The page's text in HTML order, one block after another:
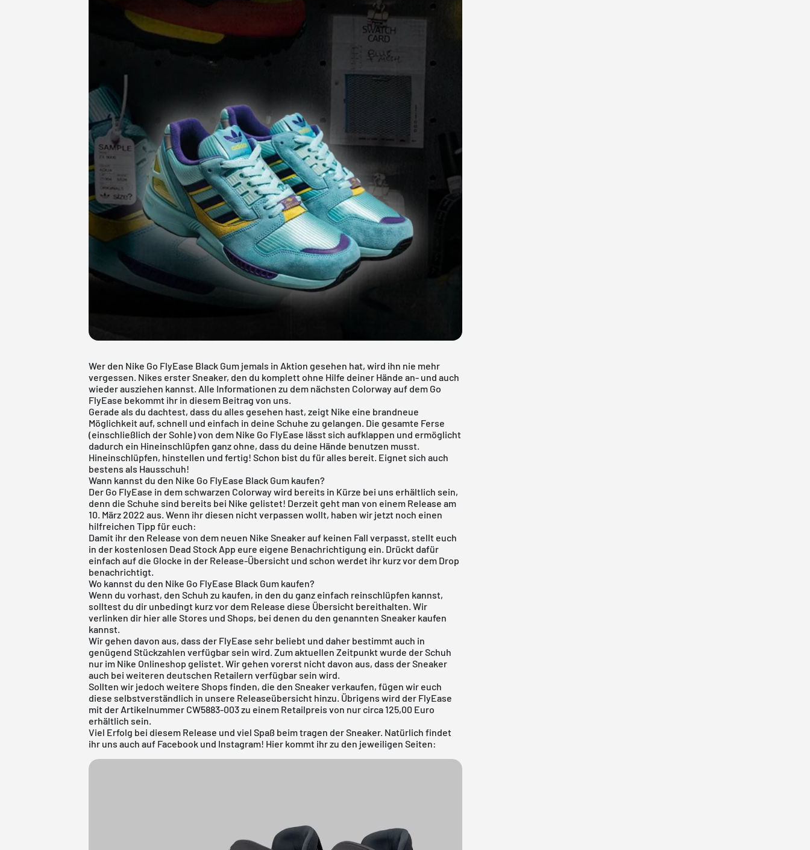
Wer den Nike Go FlyEase Black Gum jemals in Aktion gesehen hat, wird ihn nie mehr
vergessen. Nikes erster Sneaker, den du komplett ohne Hilfe deiner Hände an- und auch
wieder ausziehen kannst. Alle Informationen zu dem nächsten Colorway auf dem Go
FlyEase bekommt ihr in diesem Beitrag von uns.
Gerade als du dachtest, dass du alles gesehen hast, zeigt Nike eine brandneue
Möglichkeit auf, schnell und einfach in deine Schuhe zu gelangen. Die gesamte Ferse
(einschließlich der Sohle) von dem Nike Go FlyEase lässt sich aufklappen und ermöglicht
dadurch ein Hineinschlüpfen ganz ohne, dass du deine Hände benutzen musst.
Hineinschlüpfen, hinstellen und fertig! Schon bist du für alles bereit. Eignet sich auch
bestens als Hausschuh!
Wann kannst du den Nike Go FlyEase Black Gum kaufen?
Der Go FlyEase in dem schwarzen Colorway wird bereits in Kürze bei uns erhältlich sein,
denn die Schuhe sind bereits bei Nike gelistet! Derzeit geht man von einem Release am
10. März 2022 aus. Wenn ihr diesen nicht verpassen wollt, haben wir jetzt noch einen
hilfreichen Tipp für euch:
Damit ihr den Release von dem neuen Nike Sneaker auf keinen Fall verpasst, stellt euch
in der kostenlosen Dead Stock App eure eigene Benachrichtigung ein. Drückt dafür
einfach auf die Glocke in der Release-Übersicht und schon werdet ihr kurz vor dem Drop
benachrichtigt.
Wo kannst du den Nike Go FlyEase Black Gum kaufen?
Wenn du vorhast, den Schuh zu kaufen, in den du ganz einfach reinschlüpfen kannst,
solltest du dir unbedingt kurz vor dem Release diese Übersicht bereithalten. Wir
verlinken dir hier alle Stores und Shops, bei denen du den genannten Sneaker kaufen
kannst.
Wir gehen davon aus, dass der FlyEase sehr beliebt und daher bestimmt auch in
genügend Stückzahlen verfügbar sein wird. Zum aktuellen Zeitpunkt wurde der Schuh
nur im Nike Onlineshop gelistet. Wir gehen vorerst nicht davon aus, dass der Sneaker
auch bei weiteren deutschen Retailern verfügbar sein wird.
Sollten wir jedoch weitere Shops finden, die den Sneaker verkaufen, fügen wir euch
diese selbstverständlich in unsere Releaseübersicht hinzu. Übrigens wird der FlyEase
mit der Artikelnummer CW5883-003 zu einem Retailpreis von nur circa 125,00 Euro
erhältlich sein.
Viel Erfolg bei diesem Release und viel Spaß beim tragen der Sneaker. Natürlich findet
ihr uns auch auf Facebook und Instagram! Hier kommt ihr zu den jeweiligen Seiten: